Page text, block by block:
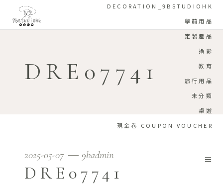
DECORATION_9BSTUDIOHK
學前用品
定製產品
攝影
教育
旅行用品
未分類
桌遊
現金卷 COUPON VOUCHER
DRE07741
2025-05-07 9badmin
DRE07741